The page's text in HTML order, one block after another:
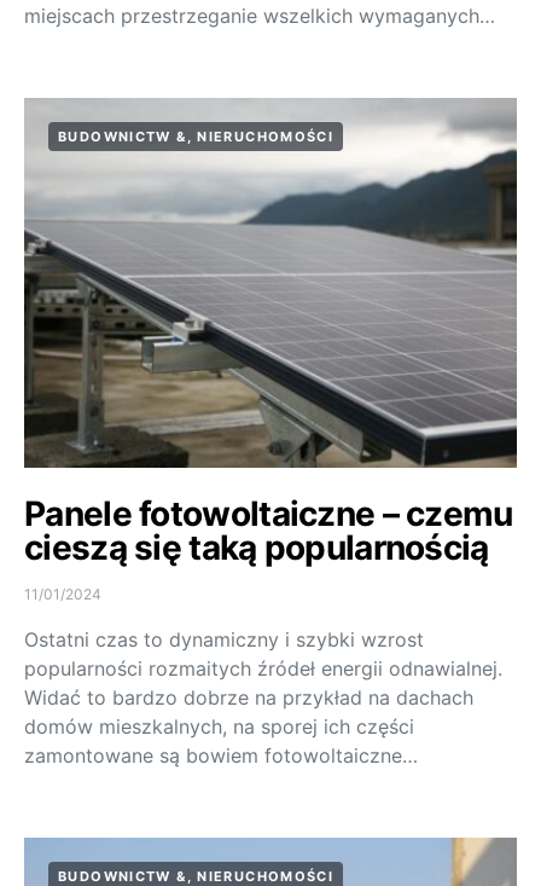
miejscach przestrzeganie wszelkich wymaganych…
BUDOWNICTW &, NIERUCHOMOŚCI
Panele fotowoltaiczne – czemu
cieszą się taką popularnością
11/01/2024
Ostatni czas to dynamiczny i szybki wzrost
popularności rozmaitych źródeł energii odnawialnej.
Widać to bardzo dobrze na przykład na dachach
domów mieszkalnych, na sporej ich części
zamontowane są bowiem fotowoltaiczne…
BUDOWNICTW &, NIERUCHOMOŚCI